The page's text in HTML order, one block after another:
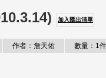
加入匯出清單
作者：詹天佑 數量：1件